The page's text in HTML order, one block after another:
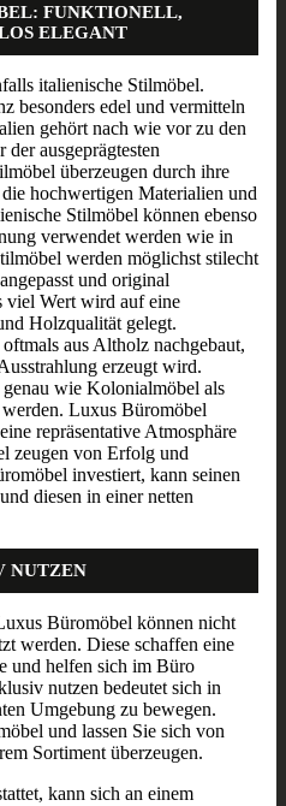
FUNKTIONELL,
ELEGANT
italienische Stilmöbel.
besonders edel und vermitteln
gehört nach wie vor zu den
der ausgeprägtesten
überzeugen durch ihre
hochwertigen Materialien und
Stilmöbel können ebenso
verwendet werden wie in
werden möglichst stilecht
und original
viel Wert wird auf eine
Holzqualität gelegt.
aus Altholz nachgebaut,
erzeugt wird.
wie Kolonialmöbel als
Luxus Büromöbel
repräsentative Atmosphäre
zeugen von Erfolg und
investiert, kann seinen
diesen in einer netten
NUTZEN
Büromöbel können nicht
werden. Diese schaffen eine
und helfen sich im Büro
nutzen bedeutet sich in
Umgebung zu bewegen.
und lassen Sie sich von
Sortiment überzeugen.
kann sich an einem